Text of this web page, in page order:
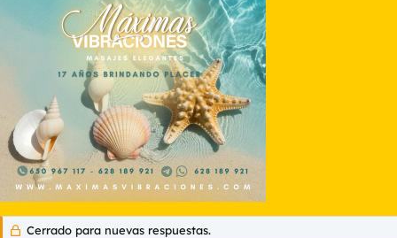
Cerrado para nuevas respuestas.